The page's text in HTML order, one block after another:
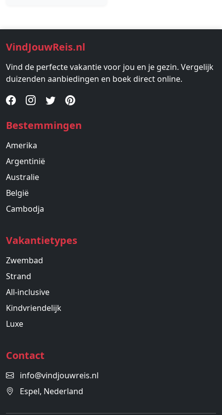
VindJouwReis.nl
Vind de perfecte vakantie voor jou en je gezin. Vergelijk
duizenden aanbiedingen en boek direct online.
Bestemmingen
Amerika
Argentinië
Australie
België
Cambodja
Vakantietypes
Zwembad
Strand
All-inclusive
Kindvriendelijk
Luxe
Contact
info@vindjouwreis.nl
Espel, Nederland